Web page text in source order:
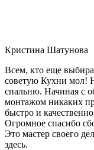
Кристина Шатунова
Всем, кто еще
советую Кухни мол!
спальню. Начиная с
монтажом никаких
быстро и
Огромное спасибо
Это мастер своего
здесь.